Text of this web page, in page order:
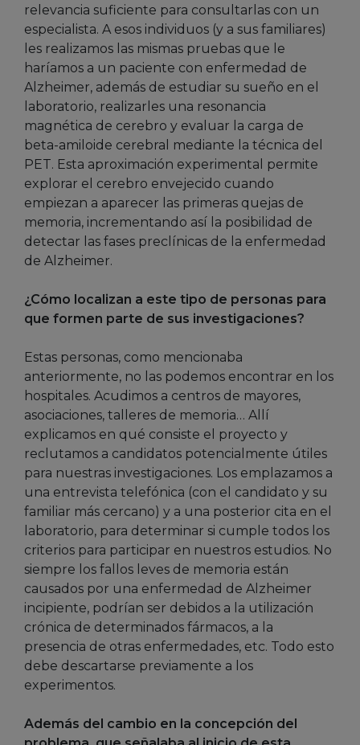
relevancia suficiente para consultarlas con un
especialista. A esos individuos (y a sus familiares)
les realizamos las mismas pruebas que le
haríamos a un paciente con enfermedad de
Alzheimer, además de estudiar su sueño en el
laboratorio, realizarles una resonancia
magnética de cerebro y evaluar la carga de
beta-amiloide cerebral mediante la técnica del
PET. Esta aproximación experimental permite
explorar el cerebro envejecido cuando
empiezan a aparecer las primeras quejas de
memoria, incrementando así la posibilidad de
detectar las fases preclínicas de la enfermedad
de Alzheimer.
¿Cómo localizan a este tipo de personas para
que formen parte de sus investigaciones?
Estas personas, como mencionaba
anteriormente, no las podemos encontrar en los
hospitales. Acudimos a centros de mayores,
asociaciones, talleres de memoria… Allí
explicamos en qué consiste el proyecto y
reclutamos a candidatos potencialmente útiles
para nuestras investigaciones. Los emplazamos a
una entrevista telefónica (con el candidato y su
familiar más cercano) y a una posterior cita en el
laboratorio, para determinar si cumple todos los
criterios para participar en nuestros estudios. No
siempre los fallos leves de memoria están
causados por una enfermedad de Alzheimer
incipiente, podrían ser debidos a la utilización
crónica de determinados fármacos, a la
presencia de otras enfermedades, etc. Todo esto
debe descartarse previamente a los
experimentos.
Además del cambio en la concepción del